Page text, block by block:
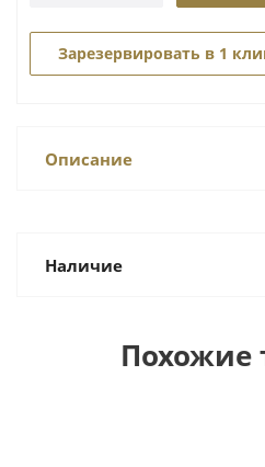
Зарезервировать в 1
Описание
Наличие
Похожие